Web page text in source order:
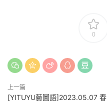
0
上一篇
[YITUYU藝圖語]2023.05.07 春